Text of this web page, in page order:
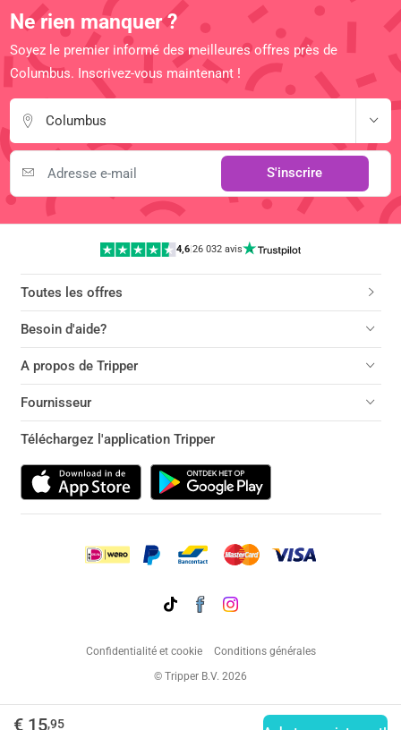
€ 15,95
Ne rien manquer ?
Soyez le premier informé des meilleures offres près de
Columbus. Inscrivez-vous maintenant !
Columbus
S'inscrire
4,6 |26 032 avis
Toutes les offres
Besoin d'aide?
A propos de Tripper
Fournisseur
Téléchargez l'application Tripper
Confidentialité et cookie
Conditions générales
© Tripper B.V. 2026